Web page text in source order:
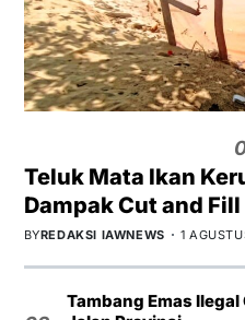
Teluk Mata Ikan
Dampak Cut and Fill
BYREDAKSI IAWNEWS 1
Tambang Emas